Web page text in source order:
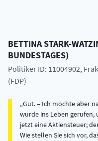
BETTINASTARK-
BUNDESTAGES)
Politiker ID: 11004902,
(FDP)
Gut. – Ich möchte aber
wurde ins Leben gerufen,
jetzt eine Aktiensteuer;
Wie stellen Sie sich vor,